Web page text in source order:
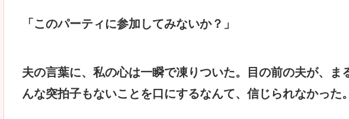
「このパーティに参加してみないか？」
夫の言葉に、私の心は一瞬で凍りついた。目の前の夫が、ま
んな突拍子もないことを口にするなんて、信じられなかった。